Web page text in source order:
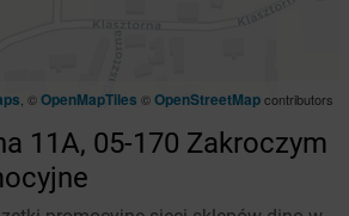
, ©OpenMapTiles ©OpenStreetMapcontributors
11A, 05-170 Zakroczym